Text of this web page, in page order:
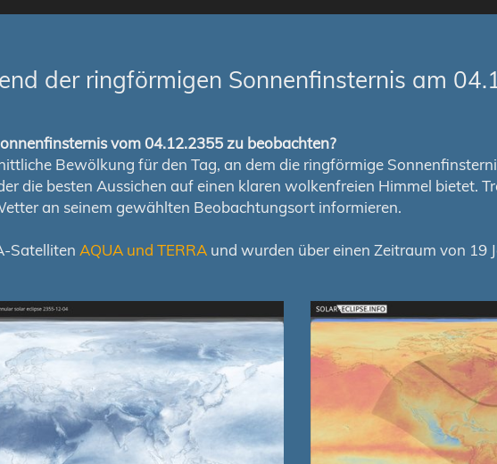
der ringförmigen Sonnenfinsternis am
vom 04.12.2355 zu beobachten?
Bewölkung für den Tag, an dem die ringförmige
die besten Aussichen auf einen klaren wolkenfreien Himmel bietet.
an seinem gewählten Beobachtungsort informieren.
Satelliten AQUA und TERRA und wurden über einen Zeitraum von 19